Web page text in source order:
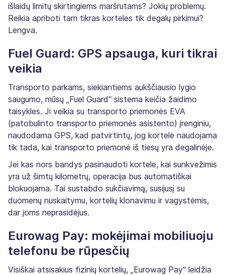
išlaidų limitų skirtingiems maršrutams? Jokių problemų.
Reikia apriboti tam tikras korteles tik degalų pirkimui?
Lengva.
Fuel Guard: GPS apsauga, kuri tikrai
veikia
Transporto parkams, siekiantiems aukščiausio lygio
saugumo, mūsų „Fuel Guard“ sistema keičia žaidimo
taisykles. Ji veikia su transporto priemonės EVA
(patobulinto transporto priemonės asistento) įrenginiu,
naudodama GPS, kad patvirtintų, jog kortelė naudojama
tik tada, kai transporto priemonė iš tiesų yra degalinėje.
Jei kas nors bandys pasinaudoti kortele, kai sunkvežimis
yra už šimtų kilometrų, operacija bus automatiškai
blokuojama. Tai sustabdo sukčiavimą, susijusį su
duomenų nuskaitymu, kortelių klonavimu ir vagystėmis,
dar joms neprasidėjus.
Eurowag Pay: mokėjimai mobiliuoju
telefonu be rūpesčių
Visiškai atsisakius fizinių kortelių, „Eurowag Pay“ leidžia